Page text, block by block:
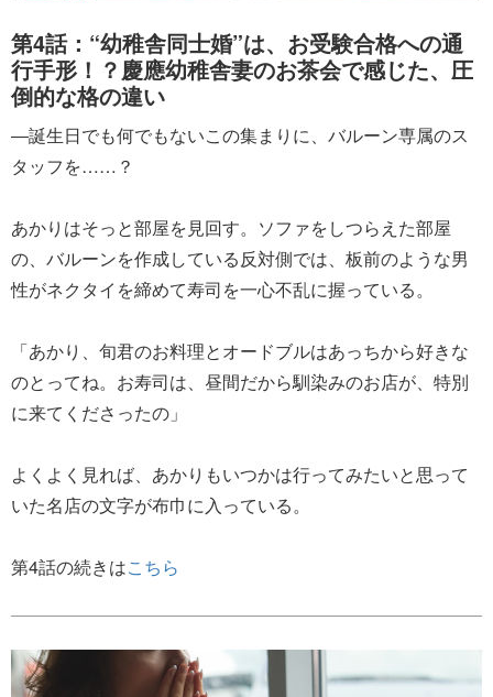
第4話：“幼稚舎同士婚”は、お受験合格への通
行手形！？慶應幼稚舎妻のお茶会で感じた、圧
倒的な格の違い
―誕生日でも何でもないこの集まりに、バルーン専属のス
タッフを……？
あかりはそっと部屋を見回す。ソファをしつらえた部屋
の、バルーンを作成している反対側では、板前のような男
性がネクタイを締めて寿司を一心不乱に握っている。
「あかり、旬君のお料理とオードブルはあっちから好きな
のとってね。お寿司は、昼間だから馴染みのお店が、特別
に来てくださったの」
よくよく見れば、あかりもいつかは行ってみたいと思って
いた名店の文字が布巾に入っている。
第4話の続きはこちら